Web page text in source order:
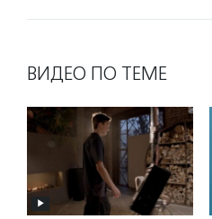
ВИДЕО ПО ТЕМЕ